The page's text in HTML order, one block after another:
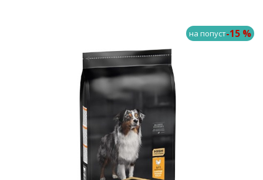
на попуст-15 %